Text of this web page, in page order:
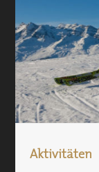
Aktivitäten